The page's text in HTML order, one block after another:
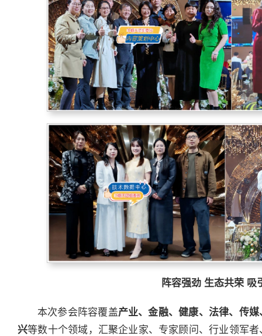
阵容强劲 生态共荣 吸
本次参会阵容覆盖产业、金融、健康、法律、传媒
兴等数十个领域，汇聚企业家、专家顾问、行业领军